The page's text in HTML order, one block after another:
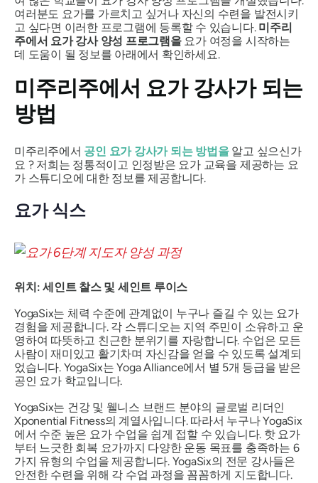
여러분도 요가를 가르치고 싶거나 자신의 수련을 발전시키
고 싶다면 이러한 프로그램에 등록할 수 있습니다. 미주리
주에서 요가 강사 양성 프로그램을요가 여정을 시작하는
데 도움이 될 정보를 아래에서 확인하세요.
미주리주에서 요가 강사가 되는
방법
미주리주에서 공인 요가 강사가 되는 방법을알고 싶으신가
요 ? 저희는 정통적이고 인정받은 요가 교육을 제공하는 요
가 스튜디오에 대한 정보를 제공합니다.
요가 식스
위치: 세인트 찰스 및 세인트 루이스
YogaSix는 체력 수준에 관계없이 누구나 즐길 수 있는 요가
경험을 제공합니다. 각 스튜디오는 지역 주민이 소유하고 운
영하여 따뜻하고 친근한 분위기를 자랑합니다. 수업은 모든
사람이 재미있고 활기차며 자신감을 얻을 수 있도록 설계되
었습니다. YogaSix는 Yoga Alliance에서 별 5개 등급을 받은
공인 요가 학교입니다.
YogaSix는 건강 및 웰니스 브랜드 분야의 글로벌 리더인
Xponential Fitness의 계열사입니다. 따라서 누구나 YogaSix
에서 수준 높은 요가 수업을 쉽게 접할 수 있습니다. 핫 요가
부터 느긋한 회복 요가까지 다양한 운동 목표를 충족하는 6
가지 유형의 수업을 제공합니다. YogaSix의 전문 강사들은
안전한 수련을 위해 각 수업 과정을 꼼꼼하게 지도합니다.